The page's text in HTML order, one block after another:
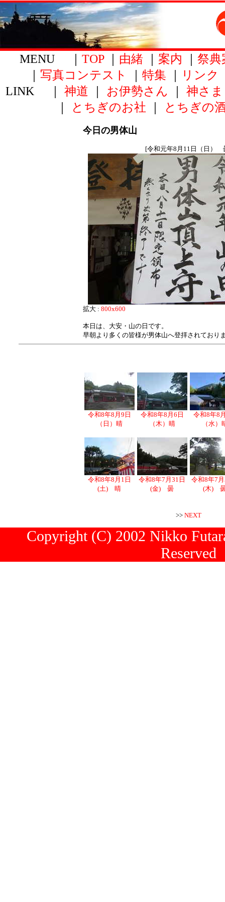
MENU ｜ TOP｜ 由緒 案内
祭典
写真コンテスト 特集 リンク
LINK ｜ 神道 お伊勢さん 神さま
とちぎのお社 とちぎの
今日の男体山
[令和元年8月11日（日）
拡大 : 800x600
本日は、大安・山の日です。
早朝より多くの皆様が男体山へ登拝されており
令和8年8月9日
（日）晴
令和8年8月6日
（木）晴
令和8年8
（水）
令和8年8月1日
(土) 晴
令和8年7月31日
(金) 曇
令和8年7
(木)
>> NEXT
Copyright (C) 2002 Nikko
Reserved